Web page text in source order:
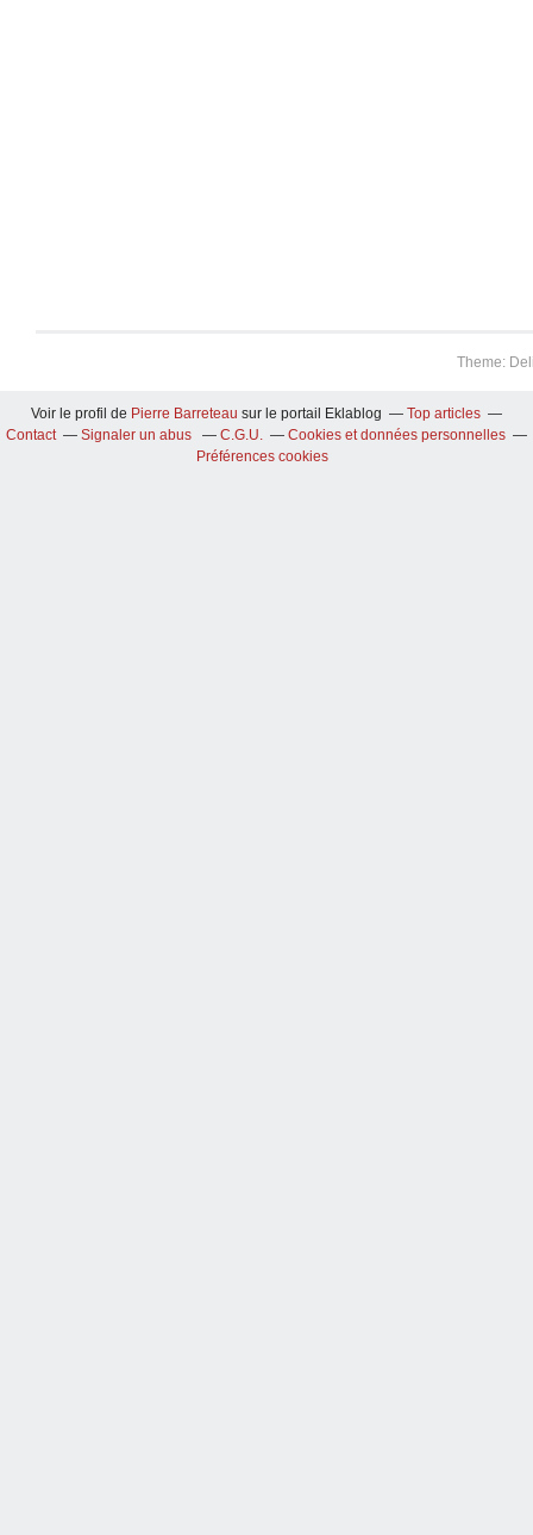
Theme:
Voir le profil de Pierre Barreteau sur le portail Eklablog
Top articles
Contact
Signaler un abus C.G.U.
Cookies et données personnelles
Préférences cookies